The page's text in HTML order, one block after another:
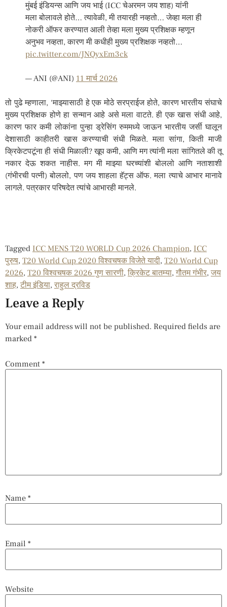
मुंबई इंडियन्स आणि जय भाई (ICC चेअरमन जय शाह) यांनी
मला बोलावले होते… त्यावेळी, मी तयारही नव्हतो… जेव्हा मला ही
नोकरी ऑफर करण्यात आली तेव्हा मला मुख्य प्रशिक्षक म्हणून
अनुभव नव्हता, कारण मी कधीही मुख्य प्रशिक्षक नव्हतो…
pic.twitter.com/JNQyxEm3ck
— ANI (@ANI) 11 मार्च 2026
तो पुढे म्हणाला, ‘माझ्यासाठी हे एक मोठे सरप्राईज होते, कारण भारतीय संघाचे
मुख्य प्रशिक्षक होणे हा सन्मान आहे असे मला वाटते. ही एक खास संधी आहे,
कारण फार कमी लोकांना पुन्हा ड्रेसिंग रुममध्ये जाऊन भारतीय जर्सी घालून
देशासाठी काहीतरी खास करण्याची संधी मिळते. मला सांगा, किती माजी
क्रिकेटपटूंना ही संधी मिळाली? खूप कमी, आणि मग त्यांनी मला सांगितले की तू
नकार देऊ शकत नाहीस. मग मी माझ्या घरच्यांशी बोललो आणि नताशाशी
(गंभीरची पत्नी) बोललो, पण जय शाहला हॅट्स ऑफ. मला त्याचे आभार मानावे
लागले. पत्रकार परिषदेत त्यांचे आभारही मानले.
Tagged ICC MENS T20 WORLD Cup 2026 Champion, ICC
पुरुष, T20 World Cup 2020 विश्वचषक विजेते यादी, T20 World Cup
2026, T20 विश्वचषक 2026 गुण सारणी, क्रिकेट बातम्या, गौतम गंभीर, जय
शाह, टीम इंडिया, राहुल द्रविड
Leave a Reply
Your email address will not be published. Required fields are
marked *
Comment *
Name *
Email *
Website